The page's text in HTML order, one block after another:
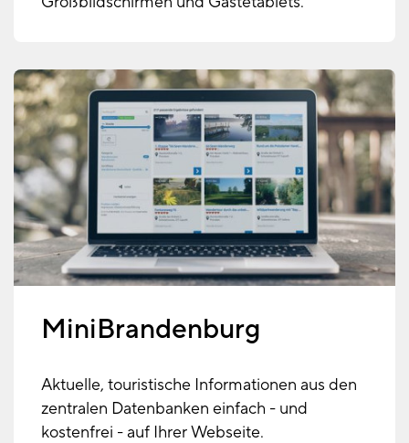
MiniBrandenburg
Aktuelle, touristische Informationen aus den
zentralen Datenbanken einfach - und
kostenfrei - auf Ihrer Webseite.